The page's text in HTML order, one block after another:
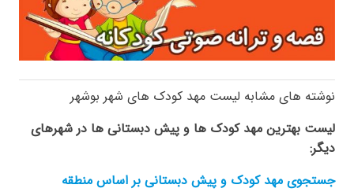
نوشته های مشابه لیست مهد کودک های شهر بوشهر
لیست بهترین مهد کودک ها و پیش دبستانی ها در شهرهای
دیگر:
جستجوی مهد کودک و پیش دبستانی بر اساس منطقه